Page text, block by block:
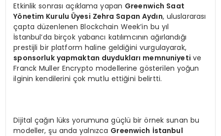
Etkinlik sonrası açıklama yapan Greenwich Saat
Yönetim Kurulu Üyesi Zehra Sapan Aydın, uluslararası
çapta düzenlenen Blockchain Week’in bu yıl
İstanbul’da birçok yabancı katılımcının ağırlandığı
prestijli bir platform haline geldiğini vurgulayarak,
sponsorluk yapmaktan duydukları memnuniyeti ve
Franck Muller Encrypto modellerine gösterilen yoğun
ilginin kendilerini çok mutlu ettiğini belirtti.
Dijital çağın lüks yorumuna güçlü bir örnek sunan bu
modeller, şu anda yalnızca Greenwich İstanbul